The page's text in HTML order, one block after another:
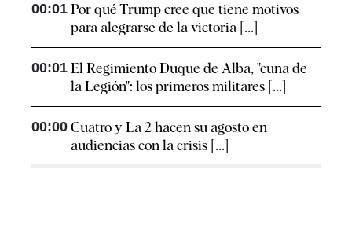
00:01 Por qué Trump cree que tiene motivos
para alegrarse de la victoria [...]
00:01 El Regimiento Duque de Alba, "cuna de
la Legión": los primeros militares [...]
00:00 Cuatro y La 2 hacen su agosto en
audiencias con la crisis [...]